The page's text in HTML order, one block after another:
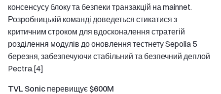
консенсусу блоку та безпеки транзакцій на mainnet.
Розробницькій команді доведеться стикатися з
критичним строком для вдосконалення стратегій
розділення модулів до оновлення тестнету Sepolia 5
березня, забезпечуючи стабільний та безпечний деплой
Pectra.[4]
TVL Sonic перевищує $600M